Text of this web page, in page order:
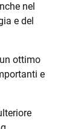
nel
e del
ottimo
e